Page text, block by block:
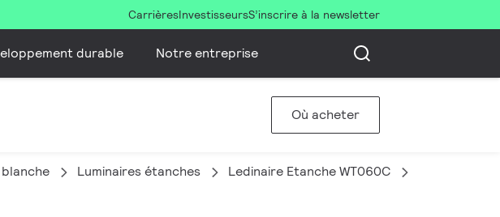
CarrièresInvestisseursS’inscrire à la newsletter
durable Notre entreprise
Où acheter
Luminaires étanches Ledinaire Etanche WT060C